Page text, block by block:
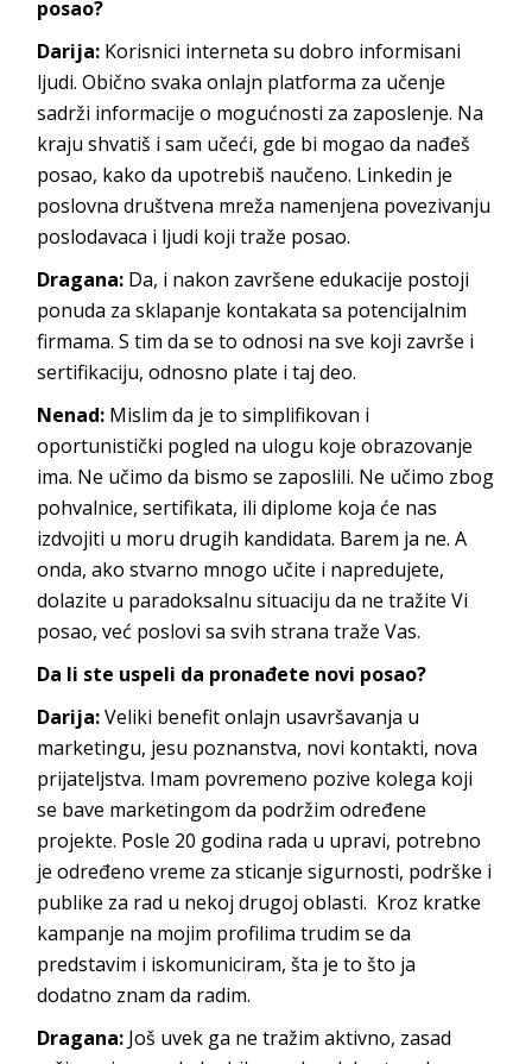
posao?
Darija: Korisnici interneta su dobro informisani
ljudi. Obično svaka onlajn platforma za učenje
sadrži informacije o mogućnosti za zaposlenje. Na
kraju shvatiš i sam učeći, gde bi mogao da nađeš
posao, kako da upotrebiš naučeno. Linkedin je
poslovna društvena mreža namenjena povezivanju
poslodavaca i ljudi koji traže posao.
Dragana: Da, i nakon završene edukacije postoji
ponuda za sklapanje kontakata sa potencijalnim
firmama. S tim da se to odnosi na sve koji završe i
sertifikaciju, odnosno plate i taj deo.
Nenad: Mislim da je to simplifikovan i
oportunistički pogled na ulogu koje obrazovanje
ima. Ne učimo da bismo se zaposlili. Ne učimo zbog
pohvalnice, sertifikata, ili diplome koja će nas
izdvojiti u moru drugih kandidata. Barem ja ne. A
onda, ako stvarno mnogo učite i napredujete,
dolazite u paradoksalnu situaciju da ne tražite Vi
posao, već poslovi sa svih strana traže Vas.
Da li ste uspeli da pronađete novi posao?
Darija:Veliki benefit onlajn usavršavanja u
marketingu, jesu poznanstva, novi kontakti, nova
prijateljstva. Imam povremeno pozive kolega koji
se bave marketingom da podržim određene
projekte. Posle 20 godina rada u upravi, potrebno
je određeno vreme za sticanje sigurnosti, podrške i
publike za rad u nekoj drugoj oblasti. Kroz kratke
kampanje na mojim profilima trudim se da
predstavim i iskomuniciram, šta je to što ja
dodatno znam da radim.
Dragana: Još uvek ga ne tražim aktivno, zasad